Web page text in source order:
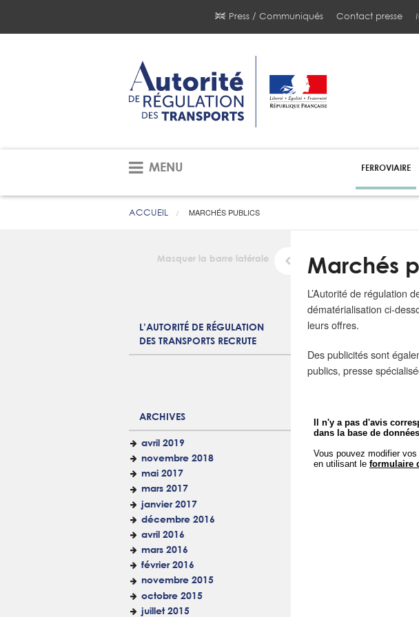
Press / Communiqués Contact presse
FERROVIAIRE
MENU
ACCUEIL MARCHÉS PUBLICS
Masquer la barre latérale
L’AUTORITÉ DE RÉGULATION
DES TRANSPORTS RECRUTE
ARCHIVES
avril 2019
novembre 2018
mai 2017
mars 2017
janvier 2017
décembre 2016
avril 2016
mars 2016
février 2016
novembre 2015
octobre 2015
juillet 2015
Marchés
L’Autorité de régulation
dématérialisation ci-
leurs offres.
Des publicités sont
publics, presse